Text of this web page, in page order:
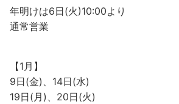
年明けは6日(火)10:00より
通常営業
【1月】
9日(金)、14日(水)
19日(月)、20日(火)